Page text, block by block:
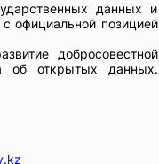
данных и
официальной позицией
добросовестной
об открытых данных.